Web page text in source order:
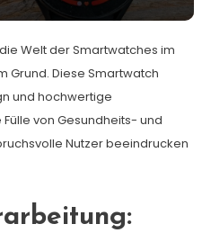
Welt der Smartwatches im
Grund. Diese Smartwatch
und hochwertige
von Gesundheits- und
Nutzer beeindrucken